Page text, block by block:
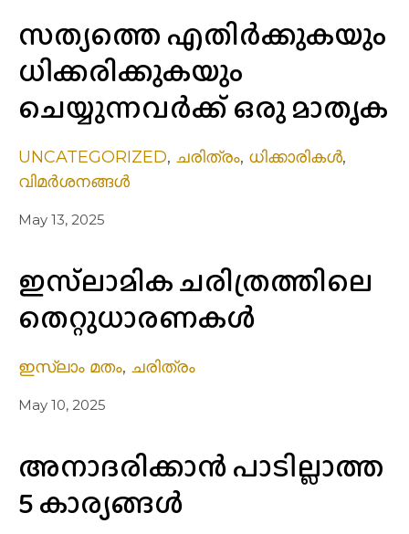
സത്യത്തെ എതിര്‍ക്കുകയും
ധിക്കരിക്കുകയും
ചെയ്യുന്നവര്‍ക്ക് ഒരു മാതൃക
UNCATEGORIZED, ചരിത്രം, ധിക്കാരികൾ,
വിമർശനങ്ങൾ
May 13, 2025
ഇസ്‌ലാമിക ചരിത്രത്തിലെ
തെറ്റുധാരണകള്‍
ഇസ്ലാം മതം, ചരിത്രം
May 10, 2025
അനാദരിക്കാന്‍ പാടില്ലാത്ത
5 കാര്യങ്ങൾ